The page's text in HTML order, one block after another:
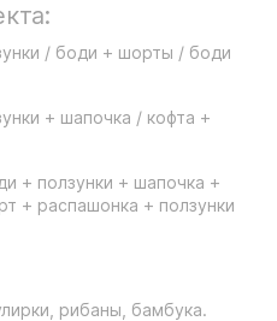
/ боди + шорты / боди
+ шапочка / кофта +
+ ползунки + шапочка +
+ распашонка + ползунки
рибаны, бамбука.